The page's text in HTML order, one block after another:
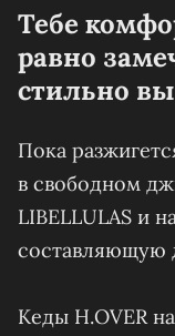
Тебе
равно
стильно
Пока
в свободном
LIBELLULAS и
составляющую
Кеды H.OVER